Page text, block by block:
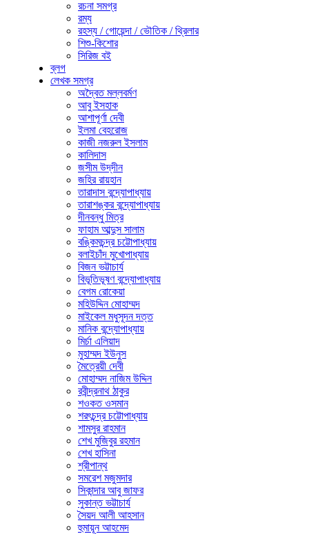
রচনা সমগ্র
রম্য
রহস্য / গোয়েন্দা / ভৌতিক / থ্রিলার
শিশু-কিশোর
সিরিজ বই
ব্লগ
লেখক সমগ্র
অদ্বৈত মল্লবর্মণ
আবু ইসহাক
আশাপূর্ণা দেবী
ইলমা বেহরোজ
কাজী নজরুল ইসলাম
কালিদাস
জসীম উদ্‌দীন
জহির রায়হান
তারাদাস বন্দ্যোপাধ্যায়
তারাশঙ্কর বন্দ্যোপাধ্যায়
দীনবন্ধু মিত্র
ফাহাম আব্দুস সালাম
বঙ্কিমচন্দ্র চট্টোপাধ্যায়
বলাইচাঁদ মুখোপাধ্যায়
বিজন ভট্টাচার্য
বিভূতিভূষণ বন্দ্যোপাধ্যায়
বেগম রোকেয়া
মহিউদ্দিন মোহাম্মদ
মাইকেল মধুসূদন দত্ত
মানিক বন্দ্যোপাধ্যায়
মির্চা এলিয়াদ
মুহাম্মদ ইউনুস
মৈত্রেয়ী দেবী
মোহাম্মদ নাজিম উদ্দিন
রবীন্দ্রনাথ ঠাকুর
শওকত ওসমান
শরৎচন্দ্র চট্টোপাধ্যায়
শামসুর রাহমান
শেখ মুজিবুর রহমান
শেখ হাসিনা
শ্রীপান্থ
সমরেশ মজুমদার
সিকান্দার আবু জাফর
সুকান্ত ভট্টাচার্য
সৈয়দ আলী আহসান
হুমায়ূন আহমেদ